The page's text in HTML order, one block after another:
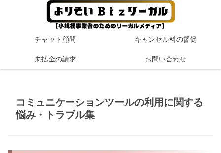
チャット顧問 キャンセル料の督促
未払金の請求 お問い合わせ
コミュニケーションツールの利用に関する
悩み・トラブル集